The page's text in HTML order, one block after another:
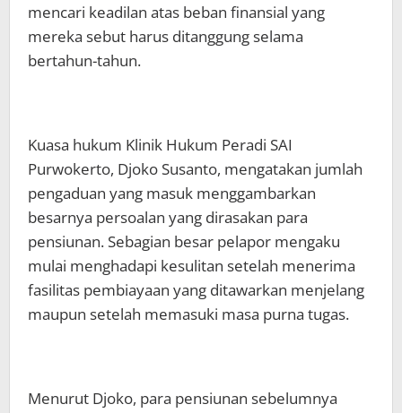
mencari keadilan atas beban finansial yang
mereka sebut harus ditanggung selama
bertahun-tahun.
Kuasa hukum Klinik Hukum Peradi SAI
Purwokerto, Djoko Susanto, mengatakan jumlah
pengaduan yang masuk menggambarkan
besarnya persoalan yang dirasakan para
pensiunan. Sebagian besar pelapor mengaku
mulai menghadapi kesulitan setelah menerima
fasilitas pembiayaan yang ditawarkan menjelang
maupun setelah memasuki masa purna tugas.
Menurut Djoko, para pensiunan sebelumnya